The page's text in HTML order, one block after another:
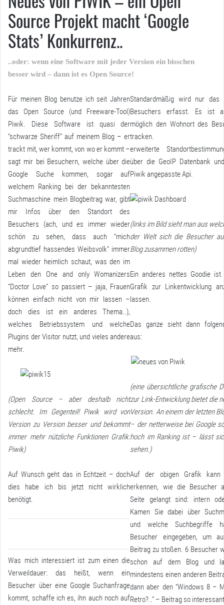
Source Projekt macht ‘Google
Stats’ Konkurrenz..
..oder: wenn eine Software mit jeder Version ein bisschen
besser wird – dann ist es Open Source!
Für meinen Blog benutze ich seit Jahren
das Open Source (und Freeware-Tool)
Piwik. Diese Software ist quasi der
“schwarze Sheriff” auf meinem Blog – er
trackt mit, wer kommt, von wo er kommt –
sagt mir bei Besuchern, welche über die
Google Suche kommen, sogar auf
welchem Ranking bei der bekanntesten
Suchmaschine mein Blogbeitrag war, gibt
mir Infos über den Standort des
Besuchers (ach, und es immer wieder
schön zu sehen, dass auch “mich
abgrundtief hassendes Weibsvolk” immer
mal wieder heimlich schaut, was den im
Leben den One and only Womanizers
“Doctor Love” so passiert – jaja, Frauen
können einfach nicht von mir lassen –
doch dies ist ein anderes Thema..),
welches Betriebssystem und welche
Plugins der Visitor nutzt, und vieles andere
mehr.
(Open Source – aber deshalb nicht
schlecht. Im Gegenteil! Piwik wird von
Version zu Version besser und bekommt
immer mehr nützliche Funktionen Grafik:
Piwik)
Auf Wunsch geht das in Echtzeit – doch
dies habe ich bis jetzt nicht wirklich
benötigt.
Was mich interessiert ist zum einen die
Verweildauer: das heißt, wenn ein
Besucher über eine Google Suchanfrage
kommt, schaffe ich es, ihn auch noch auf
Standardmäßig wird nur das
Besuchers erfasst. Es ist
möglich den Wohnort des
tracken.
erweiterte
über die GeoIP Datenbank
Piwik angepasste Api.
(links im Bild sieht man aus
der Welt sich die Besucher
Blog zusammen rotten)
Ein anderes nettes Goodie
Grafik zur Linkentwicklung
lassen.
Das ganze sieht dann
aus:
(eine übersichtliche grafische
zur Link-Entwicklung bietet die
Version. An einem der letzten
– der netterweise bei Google
hoch im Ranking ist – lässt
sehen.)
Auf der obigen Grafik
erkennen, wie die Besucher
Seite gelangt sind: intern
Kamen Sie dabei über
und welche Suchbegriffe
Besucher eingegeben, um
Beitrag zu stoßen. 6 Besucher
schon auf dem Blog und
mindestens einen anderen
dann aber den “Windows 8 –
Retro?..” – Beitrag so